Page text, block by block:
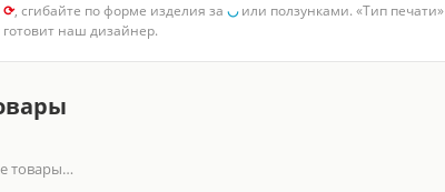
⟳, сгибайте по форме изделия за ◡или ползунками. «Тип печати»
наш дизайнер.
товары…